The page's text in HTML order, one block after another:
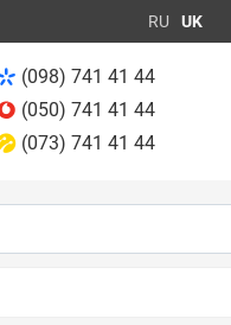
RU UK
(098) 741 41 44
(050) 741 41 44
(073) 741 41 44